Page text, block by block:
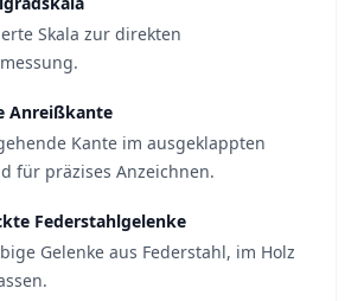
Skala zur direkten
Anreißkante
Kante im ausgeklappten
für präzises Anzeichnen.
Federstahlgelenke
Gelenke aus Federstahl, im Holz